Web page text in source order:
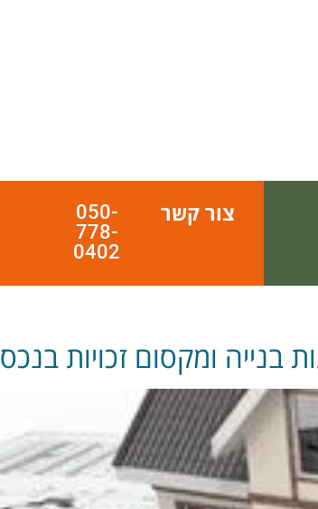
צור קשר
050-
778-
0402
ומקסום זכויות בנכס